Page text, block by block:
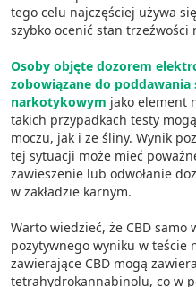
tego celu najczęściej używa
szybko ocenić stan trzeźwości
Osoby objęte dozorem
zobowiązane do
narkotykowym jako element
takich przypadkach testy
moczu, jak i ze śliny. Wynik
tej sytuacji może mieć
zawieszenie lub odwołanie
w zakładzie karnym.
Warto wiedzieć, że CBD
pozytywnego wyniku w teście
zawierające CBD mogą
tetrahydrokannabinolu, co w
Reklama / śledzenie